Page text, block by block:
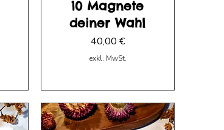
10 Magnete
deiner Wahl
Preis
40,00 €
exkl. MwSt.